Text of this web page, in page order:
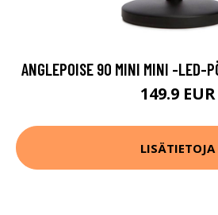
ANGLEPOISE 90 MINI MINI -LED-
149.9 EUR
LISÄTIETOJA